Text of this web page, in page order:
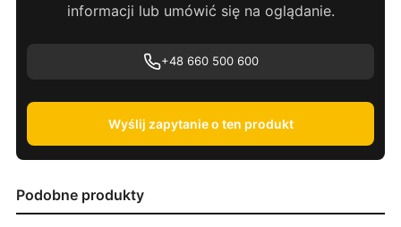
informacji lub umówić się na oglądanie.
+48 660 500 600
Wyślij zapytanie o ten produkt
Podobne produkty